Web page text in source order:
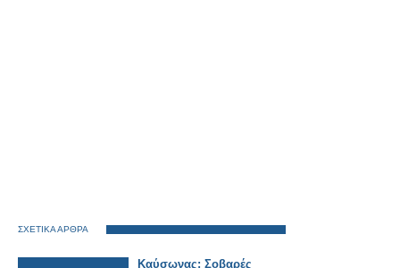
ΣΧΕΤΙΚΑ ΑΡΘΡΑ
Καύσωνας: Σοβαρές